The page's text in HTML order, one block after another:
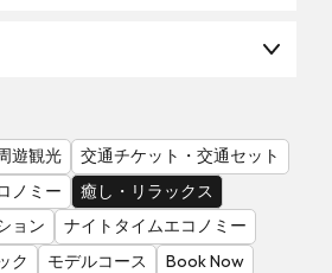
遊観光
交通チケット・交通セット
ノミー
癒し・リラックス
ョン
ナイトタイムエコノミー
ク モデルコース Book Now